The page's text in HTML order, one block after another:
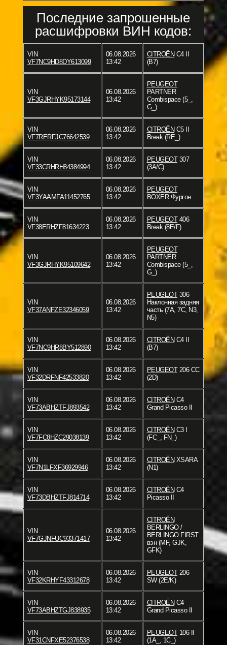
Последние запрошенные
расшифровки ВИН кодов:
VIN
VF7NC9HD8DY613099
06.08.2026
13:42
CITROËN C4 II
(B7)
VIN
VF3GJRHYK95173144
06.08.2026
13:42
PEUGEOT
PARTNER
Combispace (5_,
G_)
VIN
VF7RERFJC76642539
06.08.2026
13:42
CITROËN C5 II
Break (RE_)
VIN
VF33CRHRH84384994
06.08.2026
13:42
PEUGEOT307
(3A/C)
VIN
VF3YAAMFA11452765
06.08.2026
13:42
PEUGEOT
BOXER Фургон
VIN
VF38ERHZF81634223
06.08.2026
13:42
PEUGEOT406
Break (8E/F)
VIN
VF3GJRHYK95109642
06.08.2026
13:42
PEUGEOT
PARTNER
Combispace (5_,
G_)
VIN
VF37ANFZE32346059
06.08.2026
13:42
PEUGEOT306
Наклонная задняя
часть (7A, 7C, N3,
N5)
VIN
VF7NC9HR8BY512890
06.08.2026
13:42
CITROËN C4 II
(B7)
VIN
VF32DRFNF42533820
06.08.2026
13:42
PEUGEOT206 CC
(2D)
VIN
VF73ABHZTFJ893542
06.08.2026
13:42
CITROËN C4
Grand Picasso II
VIN
VF7FC8HZC29038139
06.08.2026
13:42
CITROËN C3 I
(FC_, FN_)
VIN
VF7N1LFXF36929946
06.08.2026
13:42
CITROËN XSARA
(N1)
VIN
VF73DBHZTFJ814714
06.08.2026
13:42
CITROËN C4
Picasso II
VIN
VF7GJNFUC93371417
06.08.2026
13:42
CITROËN
BERLINGO /
BERLINGO FIRST
вэн (MF, GJK,
GFK)
VIN
VF32KRHYF43312678
06.08.2026
13:42
PEUGEOT206
SW (2E/K)
VIN
VF73ABHZTGJ838935
06.08.2026
13:42
CITROËN C4
Grand Picasso II
VIN
VF31CNFXE52376538
06.08.2026
13:42
PEUGEOT106 II
(1A_, 1C_)